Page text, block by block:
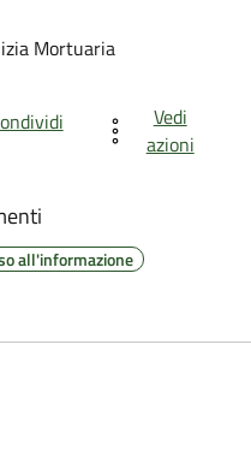
Mortuaria
Vedi
azioni
all'informazione